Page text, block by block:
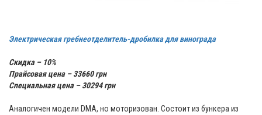
Электрическая гребнеотделитель-дробилка для винограда
Скидка – 10%
Прайсовая цена – 33660 грн
Специальная цена – 30294 грн
Аналогичен модели DMA, но моторизован. Состоит из бункера из